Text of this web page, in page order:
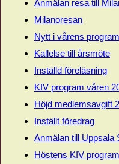
Anmälan resa till
Milanoresan
Nytt i vårens program
Kallelse till årsmöte
Inställd föreläsning
KIV program våren
Höjd medlemsavgift
Inställt föredrag
Anmälan till Uppsala
Höstens KIV